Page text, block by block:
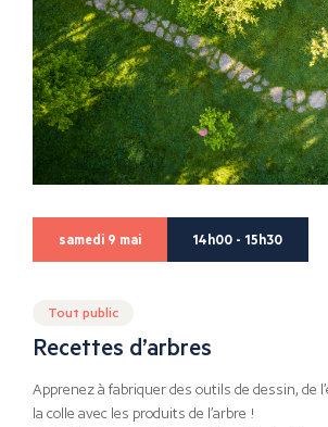
samedi 9 mai 14h00 - 15h30
Tout public
Recettes d’arbres
Apprenez à fabriquer des outils de dessin, de
la colle avec les produits de l’arbre !